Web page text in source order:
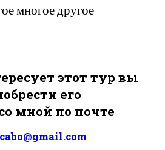
многое другое
этот тур вы
его
мной по почте